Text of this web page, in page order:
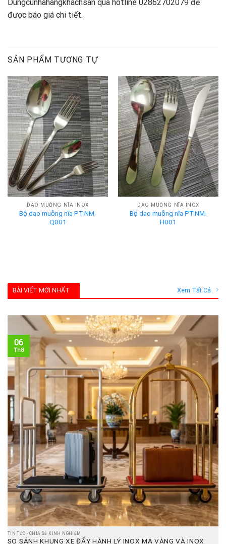
Dungcunhahangkhachsan qua hotline 02862702079 để
được báo giá chi tiết.
SẢN PHẨM TƯƠNG TỰ
DAO MUỖNG NĨA INOX
Bộ dao muỗng nĩa PT-NM-
Q001
DAO MUỖNG NĨA INOX
Bộ dao muỗng nĩa PT-NM-
H001
BÀI VIẾT MỚI NHẤT Xem Tất Cả
TIN TỨC - CHIA SẺ KINH NGHIỆM
SO SÁNH KHUNG XE ĐẨY HÀNH LÝ INOX MẠ VÀNG VÀ INOX
06
Th8